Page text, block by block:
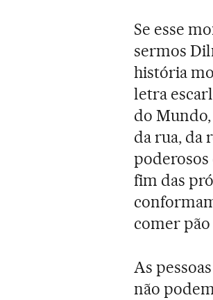
Se esse
sermos
história
letra
do Mundo,
da rua, da
poderosos
fim das
comer
As
não